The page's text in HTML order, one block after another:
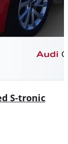
S-tronic